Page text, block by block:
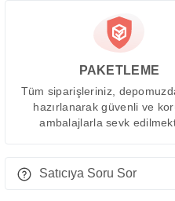
PAKETLEME
Tüm siparişleriniz,
hazırlanarak güvenli ve
ambalajlarla sevk
Satıcıya Soru Sor